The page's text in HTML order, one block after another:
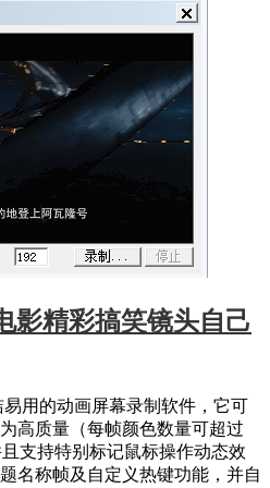
影精彩搞笑镜头自己
易用的动画屏幕录制软件，它可
高质量（每帧颜色数量可超过
支持特别标记鼠标操作动态效
名称帧及自定义热键功能，并自